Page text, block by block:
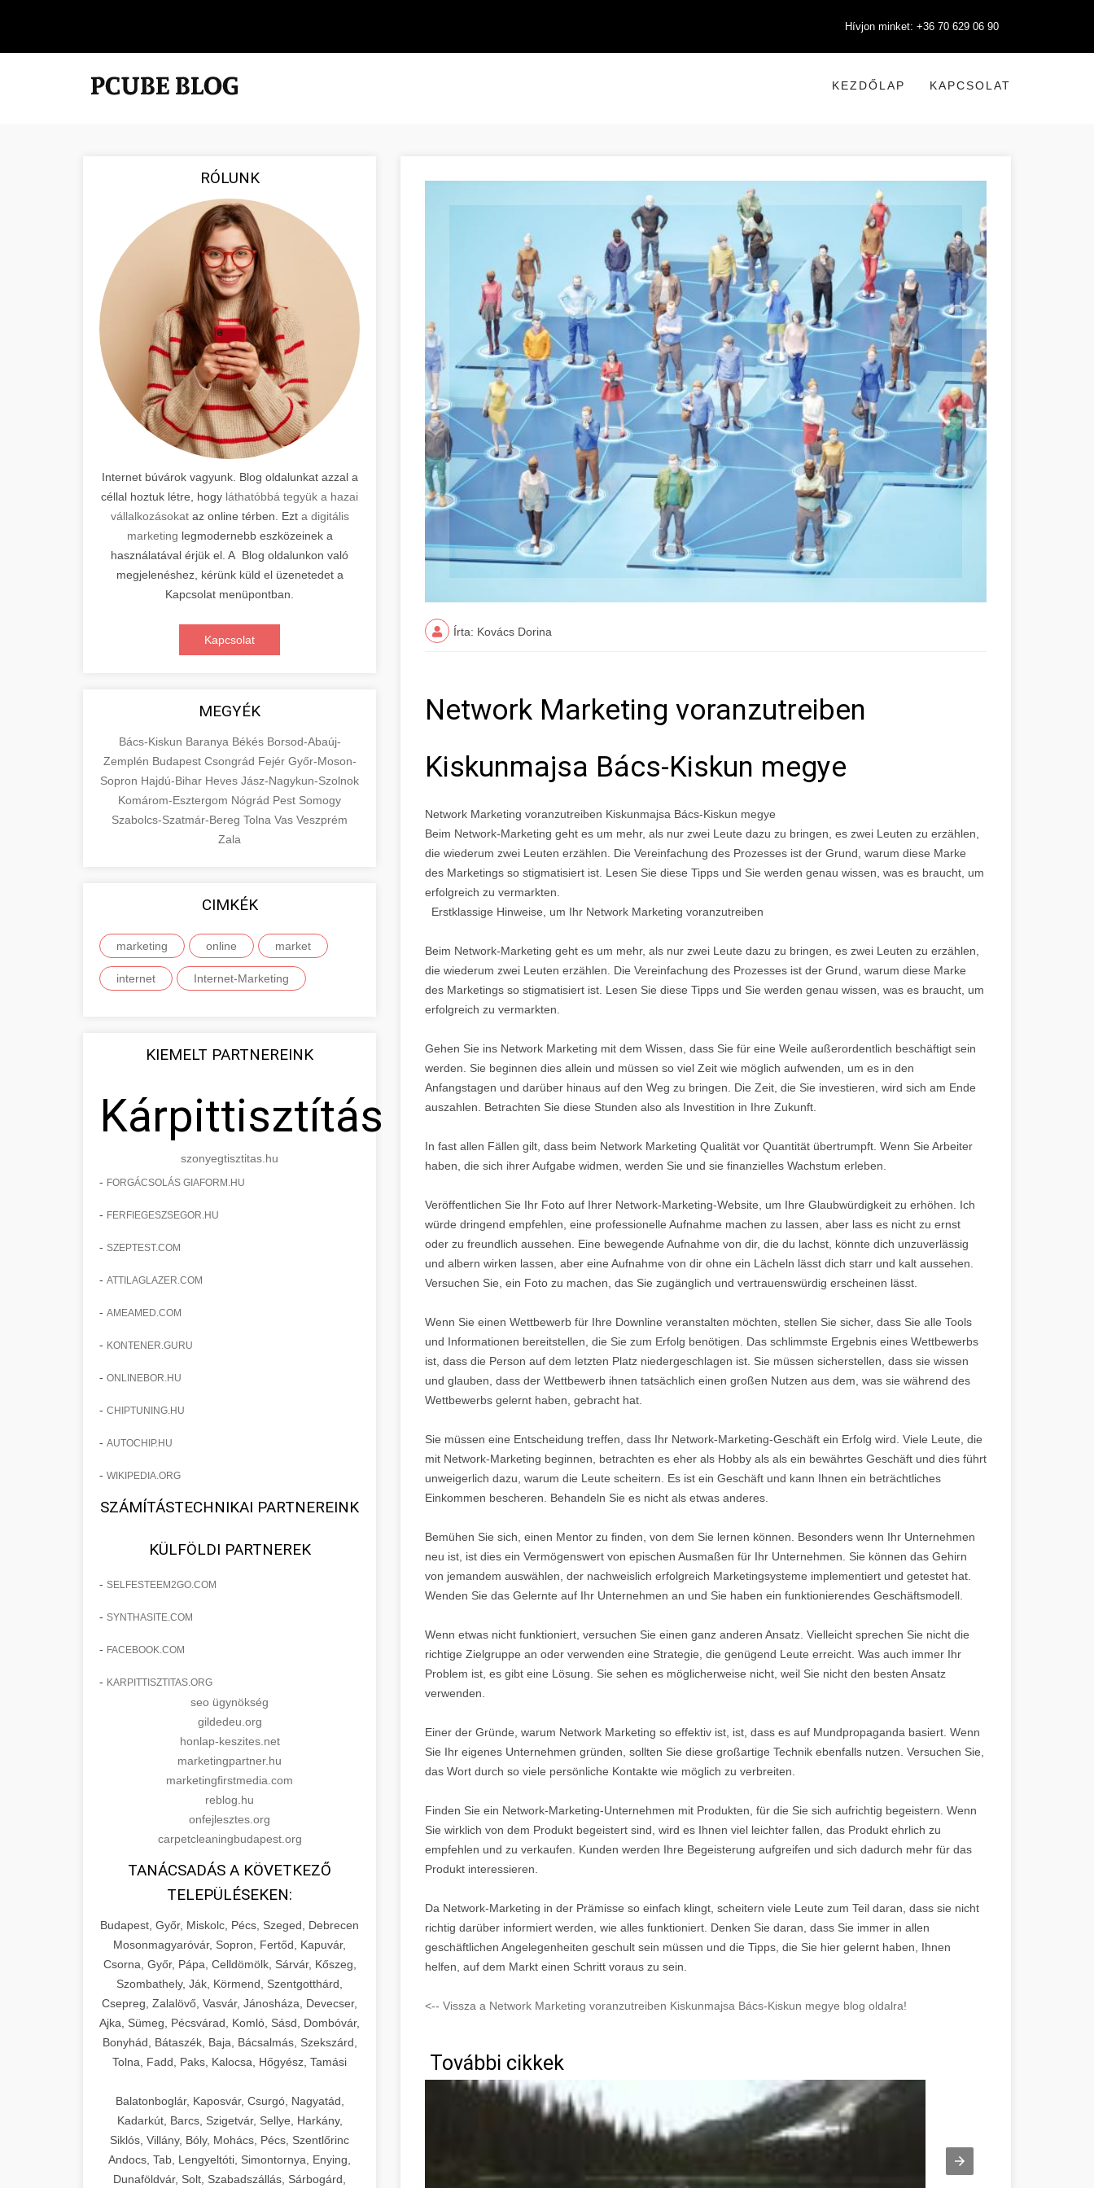
Hívjon minket: +36 70 629 06 90
KEZDŐLAP KAPCSOLAT
RÓLUNK
Internet búvárok vagyunk. Blog oldalunkat azzal a
céllal hoztuk létre, hogy láthatóbbá tegyük a hazai
vállalkozásokataz online térben. Ezt a digitális
marketing legmodernebb eszközeinek a
használatával érjük el. A Blog oldalunkon való
megjelenéshez, kérünk küld el üzenetedet a
Kapcsolat menüpontban.
Kapcsolat
MEGYÉK
Bács-Kiskun Baranya Békés Borsod-Abaúj-
Zemplén Budapest Csongrád Fejér Győr-Moson-
Sopron Hajdú-Bihar Heves Jász-Nagykun-Szolnok
Komárom-Esztergom Nógrád Pest Somogy
Szabolcs-Szatmár-Bereg Tolna Vas Veszprém
Zala
CIMKÉK
marketing online market
internet Internet-Marketing
KIEMELT PARTNEREINK
Kárpittisztítás
szonyegtisztitas.hu
- FORGÁCSOLÁS GIAFORM.HU
- FERFIEGESZSEGOR.HU
- SZEPTEST.COM
- ATTILAGLAZER.COM
- AMEAMED.COM
- KONTENER.GURU
- ONLINEBOR.HU
- CHIPTUNING.HU
- AUTOCHIP.HU
- WIKIPEDIA.ORG
SZÁMÍTÁSTECHNIKAI PARTNEREINK
KÜLFÖLDI PARTNEREK
- SELFESTEEM2GO.COM
- SYNTHASITE.COM
- FACEBOOK.COM
- KARPITTISZTITAS.ORG
seo ügynökség
gildedeu.org
honlap-keszites.net
marketingpartner.hu
marketingfirstmedia.com
reblog.hu
onfejlesztes.org
carpetcleaningbudapest.org
TANÁCSADÁS A KÖVETKEZŐ
TELEPÜLÉSEKEN:
Budapest, Győr, Miskolc, Pécs, Szeged, Debrecen
Mosonmagyaróvár, Sopron, Fertőd, Kapuvár,
Csorna, Győr, Pápa, Celldömölk, Sárvár, Kőszeg,
Szombathely, Ják, Körmend, Szentgotthárd,
Csepreg, Zalalövő, Vasvár, Jánosháza, Devecser,
Ajka, Sümeg, Pécsvárad, Komló, Sásd, Dombóvár,
Bonyhád, Bátaszék, Baja, Bácsalmás, Szekszárd,
Tolna, Fadd, Paks, Kalocsa, Hőgyész, Tamási
Balatonboglár, Kaposvár, Csurgó, Nagyatád,
Kadarkút, Barcs, Szigetvár, Sellye, Harkány,
Siklós, Villány, Bóly, Mohács, Pécs, Szentlőrinc
Andocs, Tab, Lengyeltóti, Simontornya, Enying,
Dunaföldvár, Solt, Szabadszállás, Sárbogárd,
Írta: Kovács Dorina
Network Marketing voranzutreiben
Kiskunmajsa Bács-Kiskun megye
Network Marketing voranzutreiben Kiskunmajsa Bács-Kiskun megye
Beim Network-Marketing geht es um mehr, als nur zwei Leute dazu zu bringen, es zwei Leuten zu erzählen,
die wiederum zwei Leuten erzählen. Die Vereinfachung des Prozesses ist der Grund, warum diese Marke
des Marketings so stigmatisiert ist. Lesen Sie diese Tipps und Sie werden genau wissen, was es braucht, um
erfolgreich zu vermarkten.
Erstklassige Hinweise, um Ihr Network Marketing voranzutreiben
Beim Network-Marketing geht es um mehr, als nur zwei Leute dazu zu bringen, es zwei Leuten zu erzählen,
die wiederum zwei Leuten erzählen. Die Vereinfachung des Prozesses ist der Grund, warum diese Marke
des Marketings so stigmatisiert ist. Lesen Sie diese Tipps und Sie werden genau wissen, was es braucht, um
erfolgreich zu vermarkten.
Gehen Sie ins Network Marketing mit dem Wissen, dass Sie für eine Weile außerordentlich beschäftigt sein
werden. Sie beginnen dies allein und müssen so viel Zeit wie möglich aufwenden, um es in den
Anfangstagen und darüber hinaus auf den Weg zu bringen. Die Zeit, die Sie investieren, wird sich am Ende
auszahlen. Betrachten Sie diese Stunden also als Investition in Ihre Zukunft.
In fast allen Fällen gilt, dass beim Network Marketing Qualität vor Quantität übertrumpft. Wenn Sie Arbeiter
haben, die sich ihrer Aufgabe widmen, werden Sie und sie finanzielles Wachstum erleben.
Veröffentlichen Sie Ihr Foto auf Ihrer Network-Marketing-Website, um Ihre Glaubwürdigkeit zu erhöhen. Ich
würde dringend empfehlen, eine professionelle Aufnahme machen zu lassen, aber lass es nicht zu ernst
oder zu freundlich aussehen. Eine bewegende Aufnahme von dir, die du lachst, könnte dich unzuverlässig
und albern wirken lassen, aber eine Aufnahme von dir ohne ein Lächeln lässt dich starr und kalt aussehen.
Versuchen Sie, ein Foto zu machen, das Sie zugänglich und vertrauenswürdig erscheinen lässt.
Wenn Sie einen Wettbewerb für Ihre Downline veranstalten möchten, stellen Sie sicher, dass Sie alle Tools
und Informationen bereitstellen, die Sie zum Erfolg benötigen. Das schlimmste Ergebnis eines Wettbewerbs
ist, dass die Person auf dem letzten Platz niedergeschlagen ist. Sie müssen sicherstellen, dass sie wissen
und glauben, dass der Wettbewerb ihnen tatsächlich einen großen Nutzen aus dem, was sie während des
Wettbewerbs gelernt haben, gebracht hat.
Sie müssen eine Entscheidung treffen, dass Ihr Network-Marketing-Geschäft ein Erfolg wird. Viele Leute, die
mit Network-Marketing beginnen, betrachten es eher als Hobby als als ein bewährtes Geschäft und dies führt
unweigerlich dazu, warum die Leute scheitern. Es ist ein Geschäft und kann Ihnen ein beträchtliches
Einkommen bescheren. Behandeln Sie es nicht als etwas anderes.
Bemühen Sie sich, einen Mentor zu finden, von dem Sie lernen können. Besonders wenn Ihr Unternehmen
neu ist, ist dies ein Vermögenswert von epischen Ausmaßen für Ihr Unternehmen. Sie können das Gehirn
von jemandem auswählen, der nachweislich erfolgreich Marketingsysteme implementiert und getestet hat.
Wenden Sie das Gelernte auf Ihr Unternehmen an und Sie haben ein funktionierendes Geschäftsmodell.
Wenn etwas nicht funktioniert, versuchen Sie einen ganz anderen Ansatz. Vielleicht sprechen Sie nicht die
richtige Zielgruppe an oder verwenden eine Strategie, die genügend Leute erreicht. Was auch immer Ihr
Problem ist, es gibt eine Lösung. Sie sehen es möglicherweise nicht, weil Sie nicht den besten Ansatz
verwenden.
Einer der Gründe, warum Network Marketing so effektiv ist, ist, dass es auf Mundpropaganda basiert. Wenn
Sie Ihr eigenes Unternehmen gründen, sollten Sie diese großartige Technik ebenfalls nutzen. Versuchen Sie,
das Wort durch so viele persönliche Kontakte wie möglich zu verbreiten.
Finden Sie ein Network-Marketing-Unternehmen mit Produkten, für die Sie sich aufrichtig begeistern. Wenn
Sie wirklich von dem Produkt begeistert sind, wird es Ihnen viel leichter fallen, das Produkt ehrlich zu
empfehlen und zu verkaufen. Kunden werden Ihre Begeisterung aufgreifen und sich dadurch mehr für das
Produkt interessieren.
Da Network-Marketing in der Prämisse so einfach klingt, scheitern viele Leute zum Teil daran, dass sie nicht
richtig darüber informiert werden, wie alles funktioniert. Denken Sie daran, dass Sie immer in allen
geschäftlichen Angelegenheiten geschult sein müssen und die Tipps, die Sie hier gelernt haben, Ihnen
helfen, auf dem Markt einen Schritt voraus zu sein.
<-- Vissza a Network Marketing voranzutreiben Kiskunmajsa Bács-Kiskun megye blog oldalra!
További cikkek